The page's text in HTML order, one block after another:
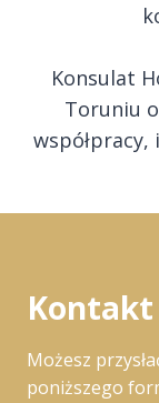
Konsulat
Toruniu
współpracy,
Kontakt
Możesz
poniższego